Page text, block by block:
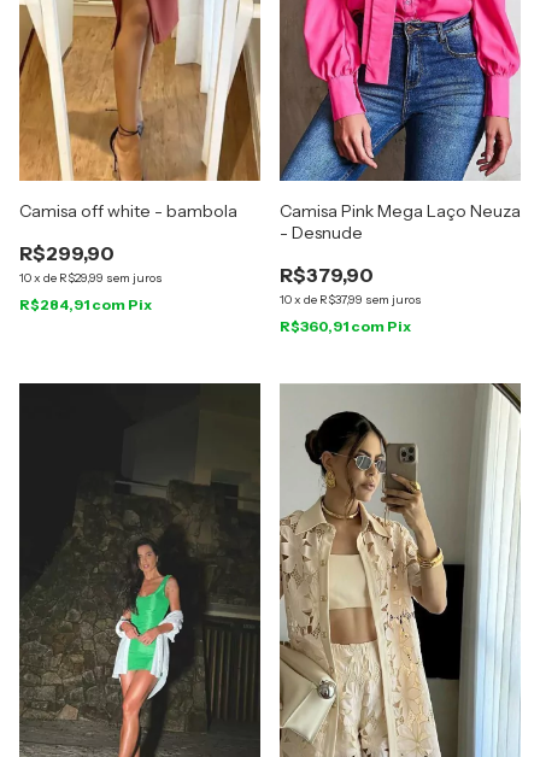
Camisa off white - bambola
R$299,90
10x de R$29,99 sem juros
R$284,91 com Pix
Camisa Pink Mega Laço Neuza
- Desnude
R$379,90
10x de R$37,99 sem juros
R$360,91 com Pix